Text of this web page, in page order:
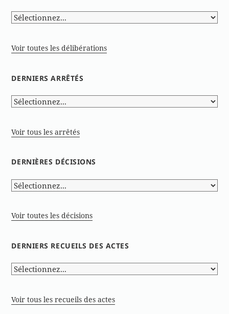
Voir toutes les délibérations
DERNIERS ARRÊTÉS
Voir tous les arrêtés
DERNIÈRES DÉCISIONS
Voir toutes les décisions
DERNIERS RECUEILS DES ACTES
Voir tous les recueils des actes